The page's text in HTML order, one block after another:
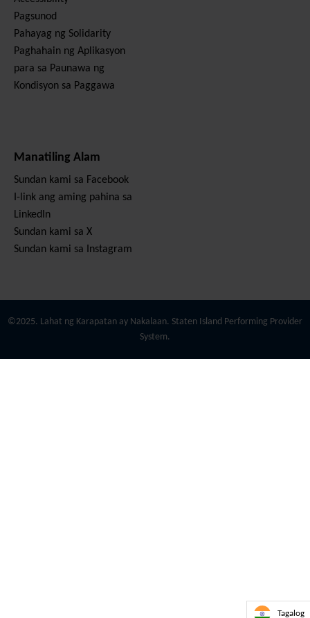
Pagsunod
Pahayag ng Solidarity
Paghahain ng Aplikasyon
para sa Paunawa ng
Kondisyon sa Paggawa
Manatiling Alam
Sundan kami sa Facebook
I-link ang aming pahina sa
LinkedIn
Sundan kami sa X
Sundan kami sa Instagram
©2025. Lahat ng Karapatan ay Nakalaan. Staten Island Performing Provider
System.
Tagalog